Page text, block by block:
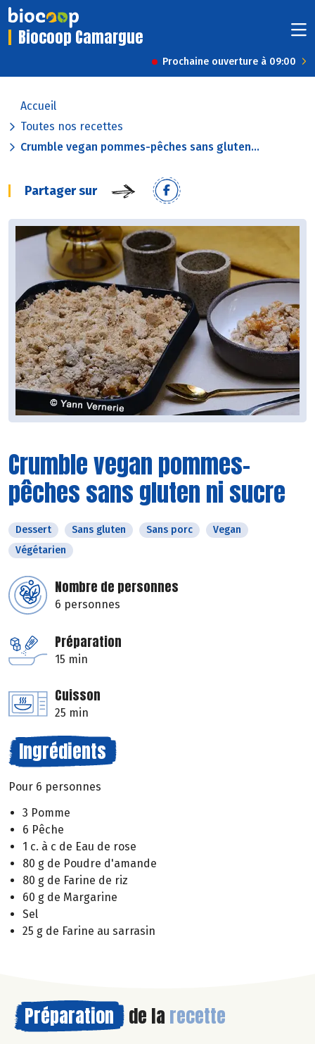
Biocoop Camargue
Prochaine ouverture à 09:00
Accueil
Toutes nos recettes
Crumble vegan pommes-pêches sans gluten...
Partager sur
Crumble vegan pommes-
pêches sans gluten ni sucre
Dessert Sans gluten Sans porc
Vegan
Végétarien
Nombre de personnes
6 personnes
Préparation
15 min
Cuisson
25 min
Ingrédients
Pour 6 personnes
3 Pomme
6 Pêche
1 c. à c de Eau de rose
80 g de Poudre d'amande
80 g de Farine de riz
60 g de Margarine
Sel
25 g de Farine au sarrasin
Préparation de la recette